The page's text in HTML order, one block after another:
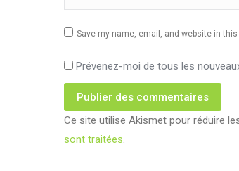
Save my name, email, and website in
Prévenez-moi de tous les
Publier des commentaires
Ce site utilise Akismet pour réduire
sont traitées.